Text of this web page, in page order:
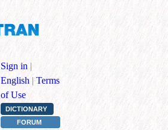
Sign in |
English | Terms
of Use
DICTIONARY
FORUM